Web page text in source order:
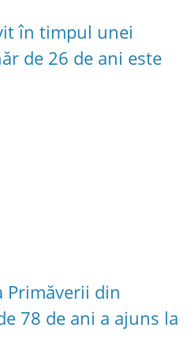
în timpul unei
de 26 de ani este
Primăverii din
78 de ani a ajuns la